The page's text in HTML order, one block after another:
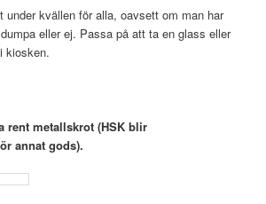
under kvällen för alla, oavsett om man har
eller ej. Passa på att ta en glass eller
kiosken.
rent metallskrot (HSK blir
annat gods).